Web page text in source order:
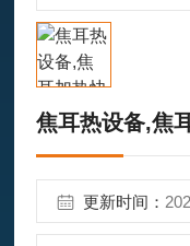
焦耳热设备,焦
更新时间：